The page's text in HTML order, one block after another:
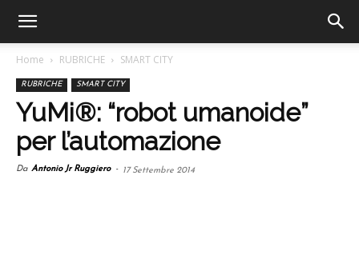
Home RUBRICHE SMART CITY
RUBRICHE SMART CITY
YuMi®: “robot umanoide”
per l’automazione
Da Antonio Jr Ruggiero - 17 Settembre 2014